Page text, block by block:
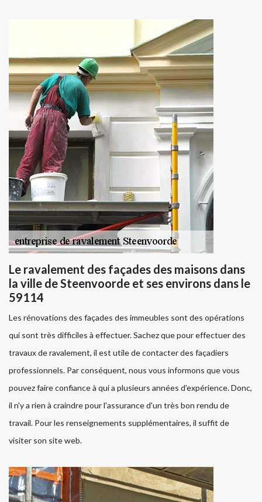
Le ravalement des façades des maisons dans
la ville de Steenvoorde et ses environs dans le
59114
Les rénovations des façades des immeubles sont des opérations
qui sont très difficiles à effectuer. Sachez que pour effectuer des
travaux de ravalement, il est utile de contacter des façadiers
professionnels. Par conséquent, nous vous informons que vous
pouvez faire confiance à qui a plusieurs années d'expérience. Donc,
il n'y a rien à craindre pour l'assurance d'un très bon rendu de
travail. Pour les renseignements supplémentaires, il suffit de
visiter son site web.